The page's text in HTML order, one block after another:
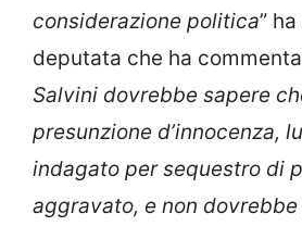
considerazione politica”
deputata che ha
Salvini dovrebbe sapere
presunzione d’innocenza,
indagato per sequestro di
aggravato, e non